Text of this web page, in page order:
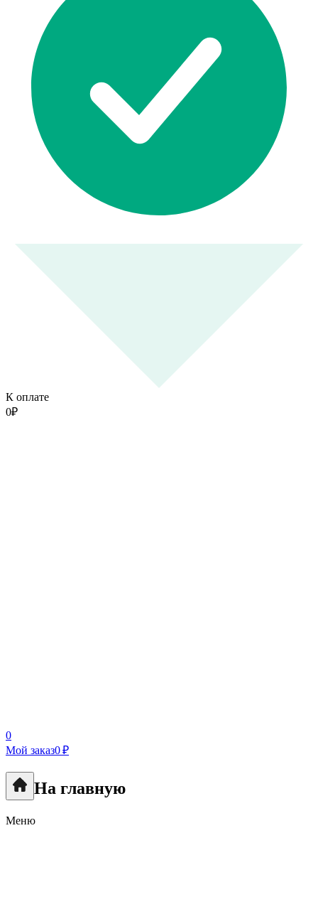
К оплате
0₽
0
Мой заказ0 ₽
На главную
Меню